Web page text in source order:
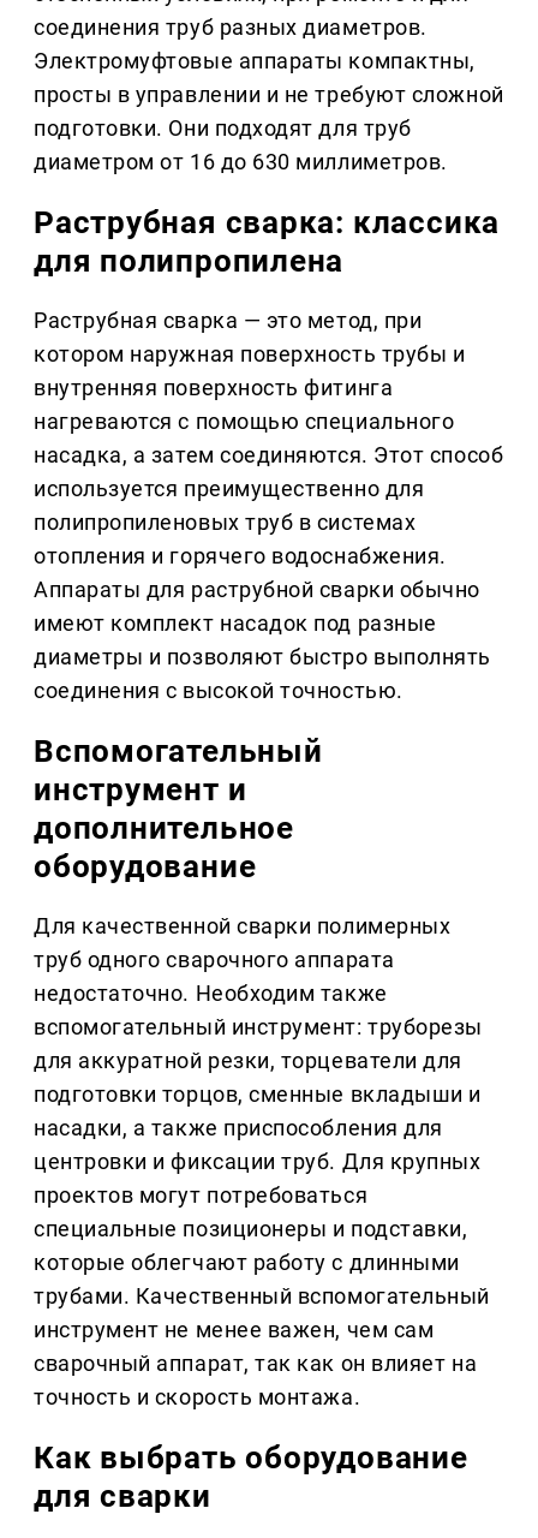
соединения труб разных диаметров.
Электромуфтовые аппараты компактны,
просты в управлении и не требуют сложной
подготовки. Они подходят для труб
диаметром от 16 до 630 миллиметров.
Раструбная сварка: классика
для полипропилена
Раструбная сварка — это метод, при
котором наружная поверхность трубы и
внутренняя поверхность фитинга
нагреваются с помощью специального
насадка, а затем соединяются. Этот способ
используется преимущественно для
полипропиленовых труб в системах
отопления и горячего водоснабжения.
Аппараты для раструбной сварки обычно
имеют комплект насадок под разные
диаметры и позволяют быстро выполнять
соединения с высокой точностью.
Вспомогательный
инструмент и
дополнительное
оборудование
Для качественной сварки полимерных
труб одного сварочного аппарата
недостаточно. Необходим также
вспомогательный инструмент: труборезы
для аккуратной резки, торцеватели для
подготовки торцов, сменные вкладыши и
насадки, а также приспособления для
центровки и фиксации труб. Для крупных
проектов могут потребоваться
специальные позиционеры и подставки,
которые облегчают работу с длинными
трубами. Качественный вспомогательный
инструмент не менее важен, чем сам
сварочный аппарат, так как он влияет на
точность и скорость монтажа.
Как выбрать оборудование
для сварки